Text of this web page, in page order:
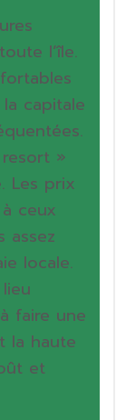
l’île.
capitale
»
Les prix
ceux
assez
locale.
faire une
la haute
et